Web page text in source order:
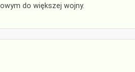
do większej wojny.